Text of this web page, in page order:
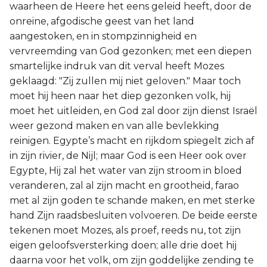
waarheen de Heere het eens geleid heeft, door de
onreine, afgodische geest van het land
aangestoken, en in stompzinnigheid en
vervreemding van God gezonken; met een diepen
smartelijke indruk van dit verval heeft Mozes
geklaagd: "Zij zullen mij niet geloven." Maar toch
moet hij heen naar het diep gezonken volk, hij
moet het uitleiden, en God zal door zijn dienst Israël
weer gezond maken en van alle bevlekking
reinigen. Egypte’s macht en rijkdom spiegelt zich af
in zijn rivier, de Nijl; maar God is een Heer ook over
Egypte, Hij zal het water van zijn stroom in bloed
veranderen, zal al zijn macht en grootheid, farao
met al zijn goden te schande maken, en met sterke
hand Zijn raadsbesluiten volvoeren. De beide eerste
tekenen moet Mozes, als proef, reeds nu, tot zijn
eigen geloofsversterking doen; alle drie doet hij
daarna voor het volk, om zijn goddelijke zending te